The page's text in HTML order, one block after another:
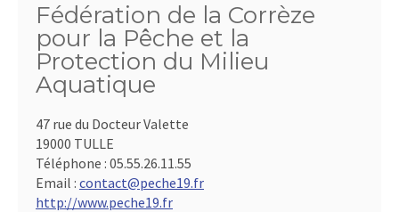
Fédération de la Corrèze
pour la Pêche et la
Protection du Milieu
Aquatique
47 rue du Docteur Valette
19000 TULLE
Téléphone : 05.55.26.11.55
Email : contact@peche19.fr
http://www.peche19.fr